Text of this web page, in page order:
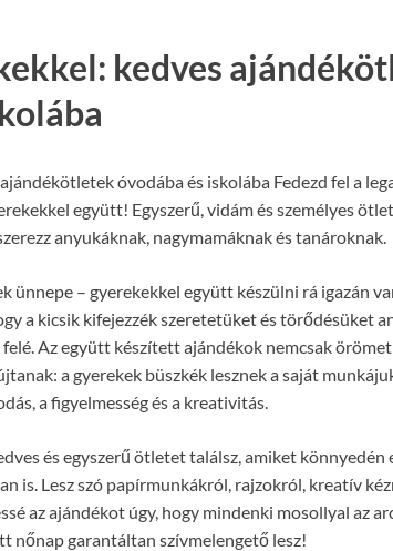
kedves
óvodába és iskolába Fedezd fel a
együtt! Egyszerű, vidám és személyes
anyukáknak, nagymamáknak és tanároknak.
ünnepe – gyerekekkel együtt készülni rá igazán
a kicsik kifejezzék szeretetüket és törődésüket
Az együtt készített ajándékok nemcsak
a gyerekek büszkék lesznek a saját
a figyelmesség és a kreativitás.
és egyszerű ötletet találsz, amiket
is. Lesz szó papírmunkákról, rajzokról, kreatív
az ajándékot úgy, hogy mindenki mosollyal az
nőnap garantáltan szívmelengető lesz!